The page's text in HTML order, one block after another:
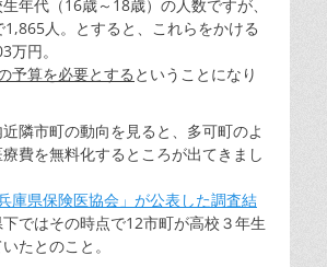
年代（16歳～18歳）の人数ですが、
人。とすると、これらをかける
万円。
予算を必要とする ということになり
隣市町の動向を見ると、多可町のよ
費を無料化するところが出てきまし
兵庫県保険医協会」が公表した調査結
ではその時点で12市町が高校３年生
たとのこと。